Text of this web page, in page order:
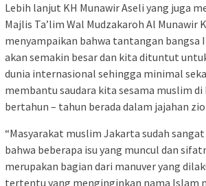
Lebih lanjut KH Munawir Aseli yang juga
Majlis Ta’lim Wal Mudzakaroh Al Munawir
menyampaikan bahwa tantangan bangsa
akan semakin besar dan kita dituntut
dunia internasional sehingga minimal
membantu saudara kita sesama muslim
bertahun – tahun berada dalam jajahan
“Masyarakat muslim Jakarta sudah
bahwa beberapa isu yang muncul dan
merupakan bagian dari manuver yang
tertentu yang menginginkan nama Islam